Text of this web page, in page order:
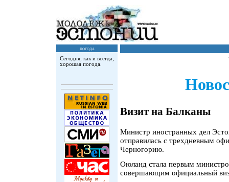
погода
Сегодня, как и всегда,
хорошая погода.
Визит на Балканы
Министр иностранных дел
отправилась с трехдневным
Черногорию.
Оюланд стала первым
совершающим официальный